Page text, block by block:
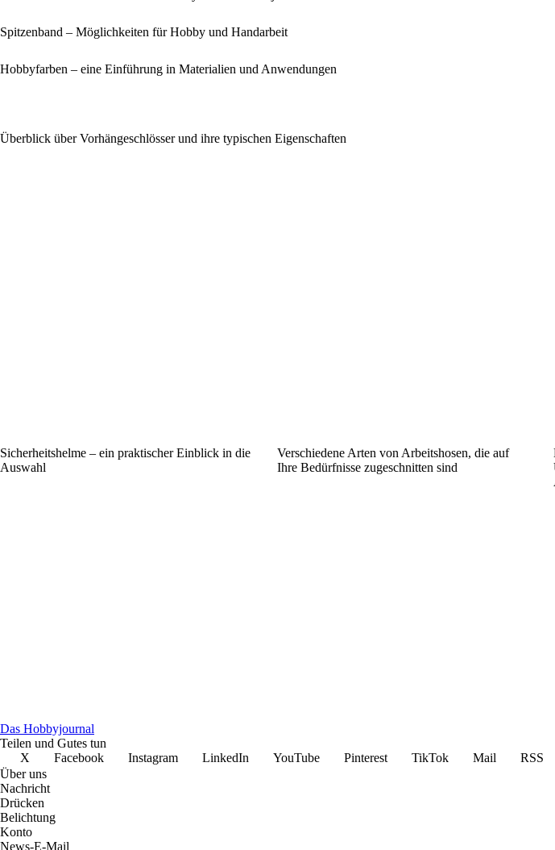
Spitzenband – Möglichkeiten für Hobby und Handarbeit
Hobbyfarben – eine Einführung in Materialien und Anwendungen
Überblick über Vorhängeschlösser und ihre typischen Eigenschaften
Sicherheitshelme – ein praktischer Einblick in die
Auswahl
Verschiedene Arten von Arbeitshosen, die auf
Ihre Bedürfnisse zugeschnitten sind
Das Hobbyjournal
Teilen und Gutes tun
X
Facebook Instagram LinkedIn YouTube Pinterest TikTok Mail
RSS
Über uns
Nachricht
Drücken
Belichtung
Konto
News-E-Mail